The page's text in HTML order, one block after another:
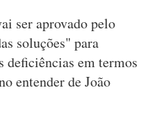
ser aprovado pelo
soluções" para
deficiências em termos
entender de João